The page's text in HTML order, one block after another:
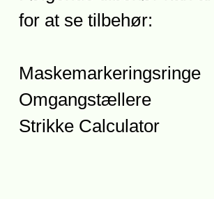
for at se tilbehør:
Maskemarkeringsringe
Omgangstællere
Strikke Calculator